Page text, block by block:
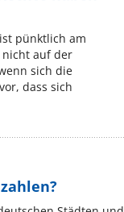
pünktlich am
nicht auf der
sich die
dass sich